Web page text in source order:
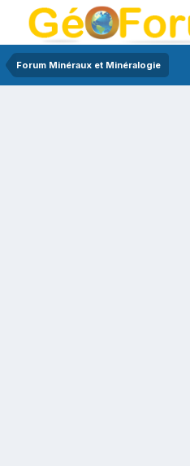
Forum Minéraux et Minéralogie